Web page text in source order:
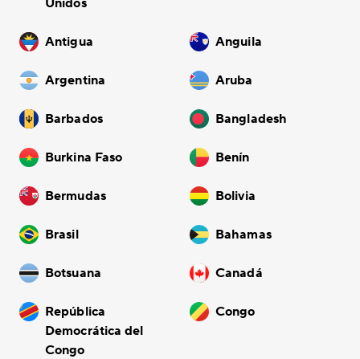
Antigua Anguila
Argentina Aruba
Barbados Bangladesh
Burkina Faso Benín
Bermudas Bolivia
Brasil Bahamas
Botsuana Canadá
República
Democrática del
Congo
Congo